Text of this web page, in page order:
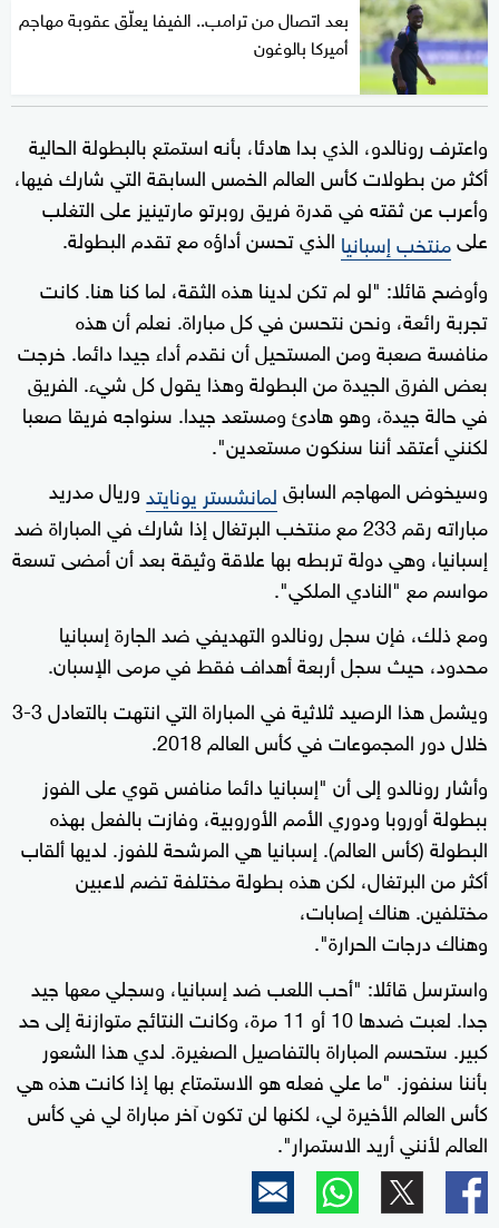
بعد اتصال من ترامب.. الفيفا يعلّق عقوبة مهاجم
أميركا بالوغون
واعترف رونالدو، الذي بدا هادئا، بأنه استمتع بالبطولة الحالية
أكثر من بطولات كأس العالم الخمس السابقة التي شارك فيها،
وأعرب عن ثقته في قدرة ⁠فريق روبرتو مارتينيز على التغلب
‌علىمنتخب إسبانيا الذي تحسن أداؤه مع تقدم البطولة.
وأوضح قائلا: "لو لم تكن لدينا هذه الثقة، لما كنا هنا. ⁠كانت
تجربة رائعة، ونحن نتحسن في كل مباراة. نعلم أن هذه
منافسة صعبة ومن المستحيل أن نقدم أداء ⁠جيدا دائما. خرجت
بعض الفرق الجيدة من البطولة وهذا يقول كل شيء. الفريق
في حالة جيدة، وهو هادئ ومستعد جيدا. سنواجه فريقا صعبا
لكنني أعتقد أننا سنكون مستعدين".
وسيخوض المهاجم السابقلمانشستر يونايتدوريال مدريد
مباراته رقم ⁠233 مع منتخب البرتغال إذا شارك في المباراة ضد
إسبانيا، وهي دولة تربطه بها علاقة وثيقة بعد أن أمضى تسعة
مواسم مع "النادي الملكي".
ومع ذلك، فإن سجل رونالدو التهديفي ضد الجارة إسبانيا
محدود، حيث سجل أربعة أهداف فقط في مرمى الإسبان.
ويشمل هذا الرصيد ثلاثية في المباراة التي انتهت بالتعادل 3-3
خلال دور المجموعات في كأس العالم 2018.
وأشار رونالدو إلى أن "إسبانيا دائما منافس قوي على الفوز
ببطولة أوروبا ودوري الأمم الأوروبية، وفازت بالفعل بهذه
البطولة (كأس العالم). إسبانيا هي المرشحة للفوز. لديها ألقاب
أكثر من البرتغال، لكن هذه بطولة مختلفة تضم لاعبين
مختلفين. هناك إصابات،
وهناك درجات الحرارة".
واسترسل قائلا: "أحب اللعب ضد إسبانيا، وسجلي ‌معها جيد
جدا. لعبت ضدها 10 أو 11 مرة، وكانت النتائج متوازنة إلى حد
كبير. ستحسم المباراة بالتفاصيل الصغيرة. لدي هذا الشعور
بأننا سنفوز. "ما علي فعله هو الاستمتاع بها إذا كانت هذه هي
كأس العالم الأخيرة لي، لكنها لن تكون آخر مباراة لي في كأس
العالم لأنني أريد الاستمرار".